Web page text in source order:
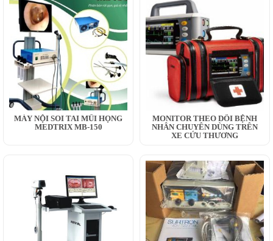
MÁY NỘI SOI TAI MŨI HỌNG
MEDTRIX MB-150
MONITOR THEO DÕI BỆNH
NHÂN CHUYÊN DÙNG TRÊN
XE CỨU THƯƠNG